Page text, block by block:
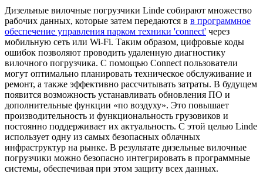
Дизельные вилочные погрузчики Linde собирают множество
рабочих данных, которые затем передаются в в программное
обеспечение управления парком техники 'connect' через
мобильную сеть или Wi-Fi. Таким образом, цифровые коды
ошибок позволяют проводить удаленную диагностику
вилочного погрузчика. С помощью Connect пользователи
могут оптимально планировать техническое обслуживание и
ремонт, а также эффективно рассчитывать затраты. В будущем
появится возможность устанавливать обновления ПО и
дополнительные функции «по воздуху». Это повышает
производительность и функциональность грузовиков и
постоянно поддерживает их актуальность. С этой целью Linde
использует одну из самых безопасных облачных
инфраструктур на рынке. В результате дизельные вилочные
погрузчики можно безопасно интегрировать в программные
системы, обеспечивая при этом защиту всех данных.